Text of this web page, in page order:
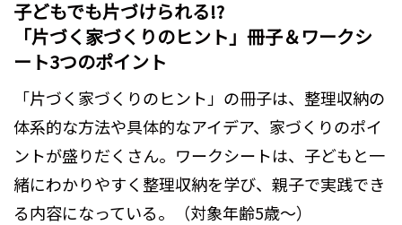
子どもでも片づけられる!?
「片づく家づくりのヒント」冊子＆ワークシ
ート3つのポイント
「片づく家づくりのヒント」の冊子は、整理収納の
体系的な方法や具体的なアイデア、家づくりのポイ
ントが盛りだくさん。ワークシートは、子どもと一
緒にわかりやすく整理収納を学び、親子で実践でき
る内容になっている。（対象年齢5歳～）